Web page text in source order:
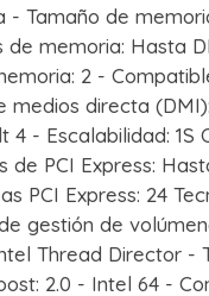
- Tamaño de
de memoria: Hasta
2 -
medios directa
- Escalabilidad: 1S
PCI Express:
PCI Express: 24
gestión de
Thread Director -
2.0 - Intel 64 -